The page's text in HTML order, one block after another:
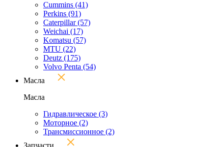
Cummins (41)
Perkins (91)
Caterpillar(57)
Weichai (17)
Komatsu (57)
MTU (22)
Deutz (175)
Volvo Penta (54)
Масла
Масла
Гидравлическое (3)
Моторное (2)
Трансмиссионное (2)
Запчасти